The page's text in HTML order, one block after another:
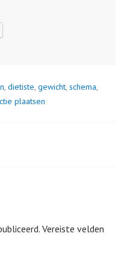
, dietiste, gewicht, schema,
plaatsen
Vereiste velden